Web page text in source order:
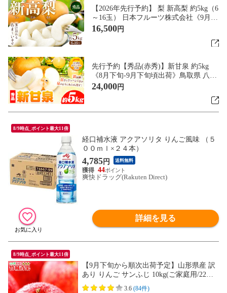
【2026年先行予約】 梨 新高梨 約5kg（6
～16玉） 日本フルーツ株式会社《9月上
旬-10月上旬頃出荷》熊本県 荒尾市 新高
ギフト ご贈答---sn_nfntn_ad9_r8_16500_
16,500 円
先行予約【秀品(赤秀)】新甘泉 約5kg
《8月下旬-9月下旬頃出荷》鳥取県 八頭
町 梨 なし 果物 フルーツ 特産品 秀品
赤秀 贈答用 先行予約 送料無料 果汁 デ
24,000 円
8/9時点_ポイント最大11倍
経口補水液 アクアソリタ りんご風味 （５
００ｍｌ×２４本）
4,785円 送料無料
44
爽快ドラッグ(Rakuten Direct)
詳細を見る
8/9時点_ポイント最大11倍
【9月下旬から順次出荷予定】山形県産 訳
あり りんご サンふじ 10kg(ご家庭用/22～4
6玉入り/生食可)※日時指定はメールで※
3.6 (84件)